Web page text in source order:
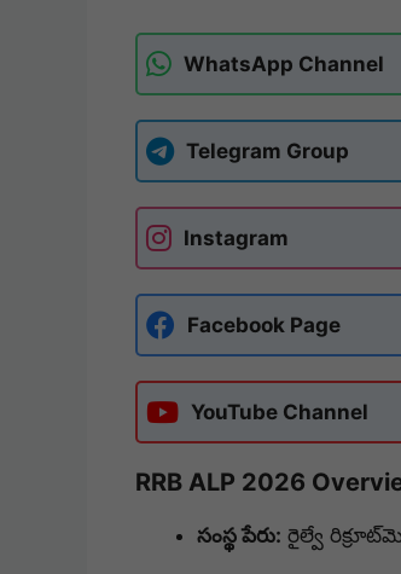
WhatsApp Channel
Telegram Group
Instagram
Facebook Page
YouTube Channel
RRB ALP 2026
సంస్థ పేరు: రైల్వే